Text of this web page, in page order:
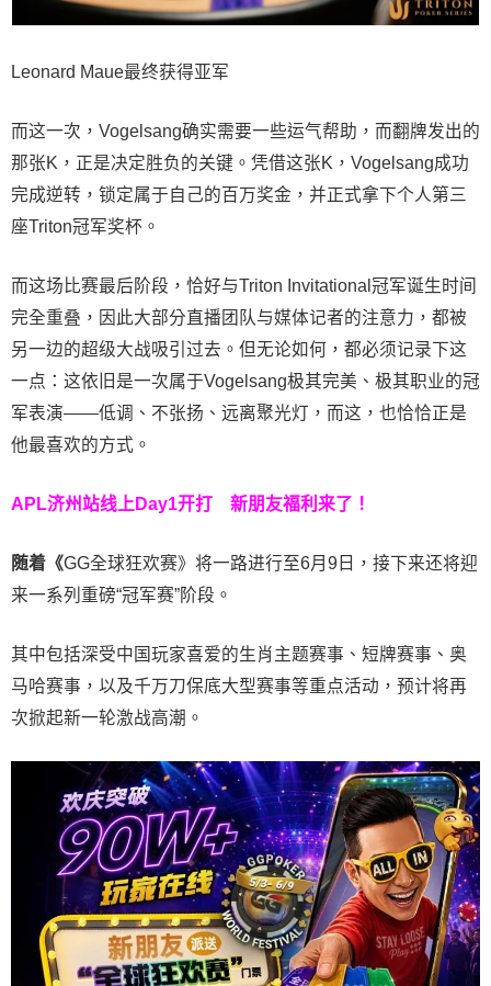
Leonard Maue最终获得亚军
而这一次，Vogelsang确实需要一些运气帮助，而翻牌发出的
那张K，正是决定胜负的关键。凭借这张K，Vogelsang成功
完成逆转，锁定属于自己的百万奖金，并正式拿下个人第三
座Triton冠军奖杯。
而这场比赛最后阶段，恰好与Triton Invitational冠军诞生时间
完全重叠，因此大部分直播团队与媒体记者的注意力，都被
另一边的超级大战吸引过去。但无论如何，都必须记录下这
一点：这依旧是一次属于Vogelsang极其完美、极其职业的冠
军表演——低调、不张扬、远离聚光灯，而这，也恰恰正是
他最喜欢的方式。
APL济州站线上Day1开打 新朋友福利来了！
随着《GG全球狂欢赛》将一路进行至6月9日，接下来还将迎
来一系列重磅“冠军赛”阶段。
其中包括深受中国玩家喜爱的生肖主题赛事、短牌赛事、奥
马哈赛事，以及千万刀保底大型赛事等重点活动，预计将再
次掀起新一轮激战高潮。